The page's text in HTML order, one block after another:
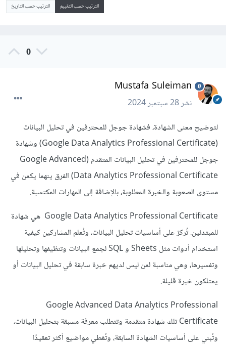
الترتيب حسب التقييم الترتيب حسب التاريخ
0
Mustafa Suleiman
نشر28 سبتمبر 2024
لتوضيح معنى الشهادة، فشهادة جوجل للمحترفين في تحليل البيانات
(Google Data Analytics Professional Certificate) وشهادة
جوجل للمحترفين في تحليل البيانات المتقدم (Google Advanced
Data Analytics Professional Certificate) الفرق ينهما يكمن في
مستوى الصعوبة والخبرة المطلوبة، بالإضافة إلى المهارات المكتسبة.
Google Data Analytics Professional Certificate هي شهادة
للمبتدئين. تُركز على أساسيات تحليل البيانات، وتُعلم المشاركين كيفية
استخدام أدوات مثل Sheets و SQL لجمع البيانات وتنظيفها وتحليلها
وتفسيرها، وهي مناسبة لمن ليس لديهم خبرة سابقة في تحليل البيانات أو
يمتلكون خبرة قليلة.
Google Advanced Data Analytics Professional
Certificate تلك شهادة متقدمة وتتطلب معرفة مسبقة بتحليل البيانات،
وتُبني على أساسيات الشهادة السابقة، وتُغطي مواضيع أكثر تعقيدًا